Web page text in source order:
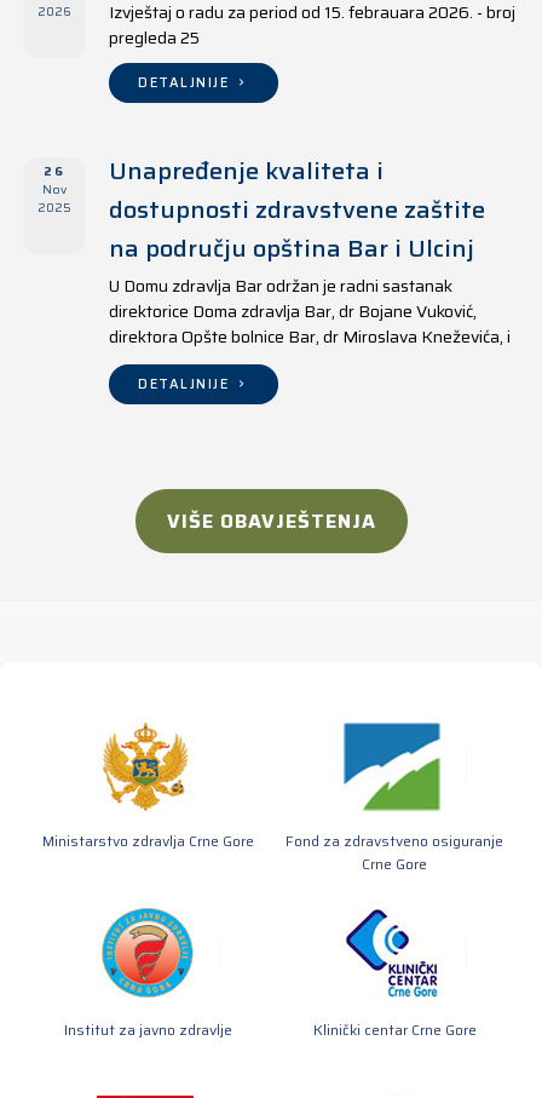
2026
Izvještaj o radu za period od 15. febrauara 2026. - broj
pregleda 25
DETALJNIJE
26
Nov
2025
Unapređenje kvaliteta i
dostupnosti zdravstvene zaštite
na području opština Bar i Ulcinj
U Domu zdravlja Bar održan je radni sastanak
direktorice Doma zdravlja Bar, dr Bojane Vuković,
direktora Opšte bolnice Bar, dr Miroslava Kneževića, i
direktora Doma zdravlja Ulcinj, Kreshnika Mustafe.
DETALJNIJE
VIŠE OBAVJEŠTENJA
Ministarstvo zdravlja Crne Gore
Fond za zdravstveno osiguranje
Crne Gore
Institut za javno zdravlje Klinički centar Crne Gore